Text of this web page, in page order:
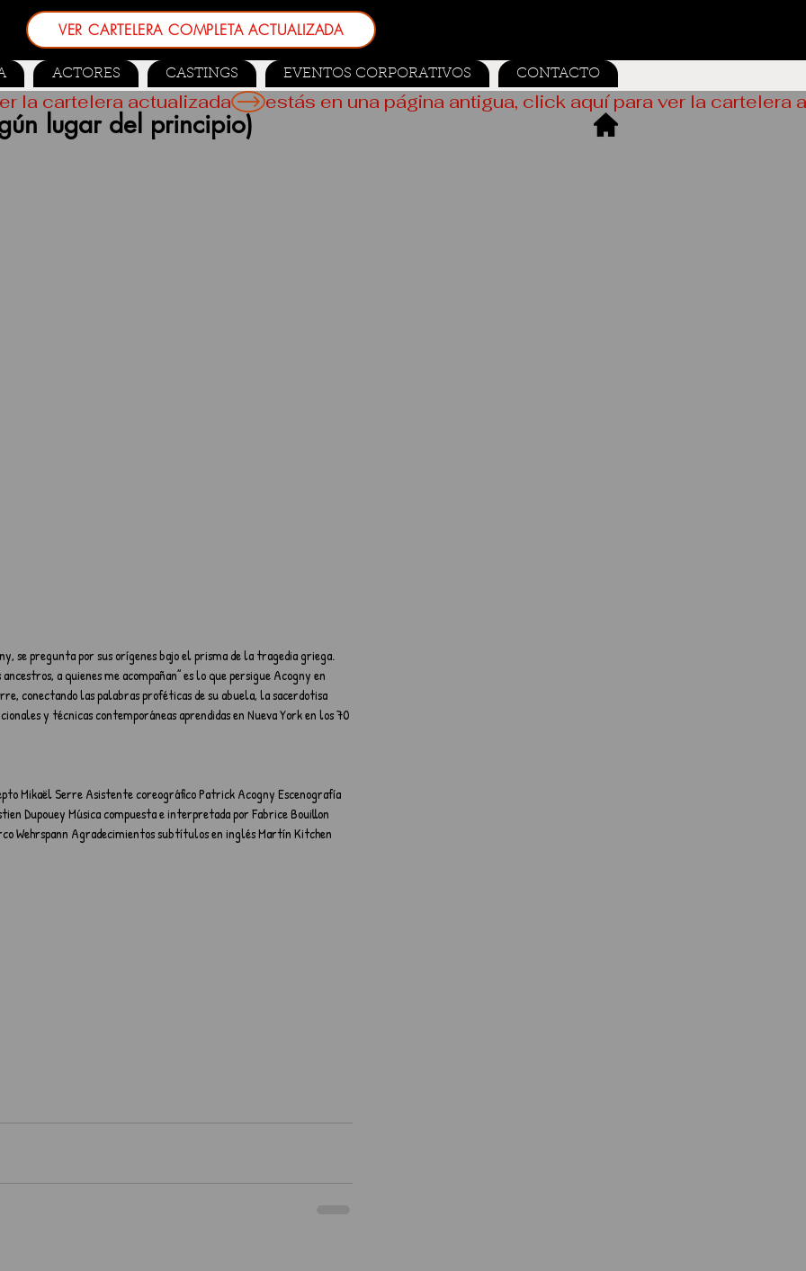
VER CARTELERA COMPLETA ACTUALIZADA
ACTORES CASTINGS EVENTOS CORPORATIVOS CONTACTO
lugar del principio)
se pregunta por sus orígenes bajo el prisma de la tragedia griega.
a quienes me acompañan” es lo que persigue Acogny en
conectando las palabras proféticas de su abuela, la sacerdotisa
y técnicas contemporáneas aprendidas en Nueva York en los 70
Mikaël Serre Asistente coreográfico Patrick Acogny Escenografía
Dupouey Música compuesta e interpretada por Fabrice Bouillon
Wehrspann Agradecimientos subtítulos en inglés Martín Kitchen
la cartelera actualizada